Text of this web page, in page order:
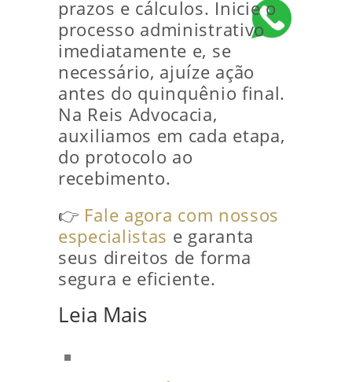
prazos e cálculos. Inicie o
processo administrativo
imediatamente e, se
necessário, ajuíze ação
antes do quinquênio final.
Na Reis Advocacia,
auxiliamos em cada etapa,
do protocolo ao
recebimento.
👉 Fale agora com nossos
especialistas e garanta
seus direitos de forma
segura e eficiente.
Leia Mais